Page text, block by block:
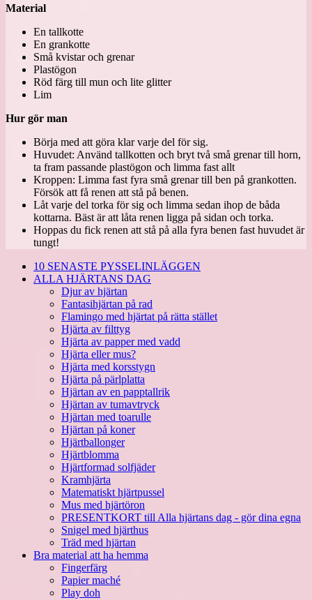
Material
En tallkotte
En grankotte
Små kvistar och grenar
Plastögon
Röd färg till mun och lite glitter
Lim
Hur gör man
Börja med att göra klar varje del för sig.
Huvudet: Använd tallkotten och bryt två små grenar till horn,
ta fram passande plastögon och limma fast allt
Kroppen: Limma fast fyra små grenar till ben på grankotten.
Försök att få renen att stå på benen.
Låt varje del torka för sig och limma sedan ihop de båda
kottarna. Bäst är att låta renen ligga på sidan och torka.
Hoppas du fick renen att stå på alla fyra benen fast huvudet är
tungt!
10 SENASTE PYSSELINLÄGGEN
ALLA HJÄRTANS DAG
Djur av hjärtan
Fantasihjärtan på rad
Flamingo med hjärtat på rätta stället
Hjärta av filttyg
Hjärta av papper med vadd
Hjärta eller mus?
Hjärta med korsstygn
Hjärta på pärlplatta
Hjärtan av en papptallrik
Hjärtan av tumavtryck
Hjärtan med toarulle
Hjärtan på koner
Hjärtballonger
Hjärtblomma
Hjärtformad solfjäder
Kramhjärta
Matematiskt hjärtpussel
Mus med hjärtöron
PRESENTKORT till Alla hjärtans dag - gör dina egna
Snigel med hjärthus
Träd med hjärtan
Bra material att ha hemma
Fingerfärg
Papier maché
Play doh